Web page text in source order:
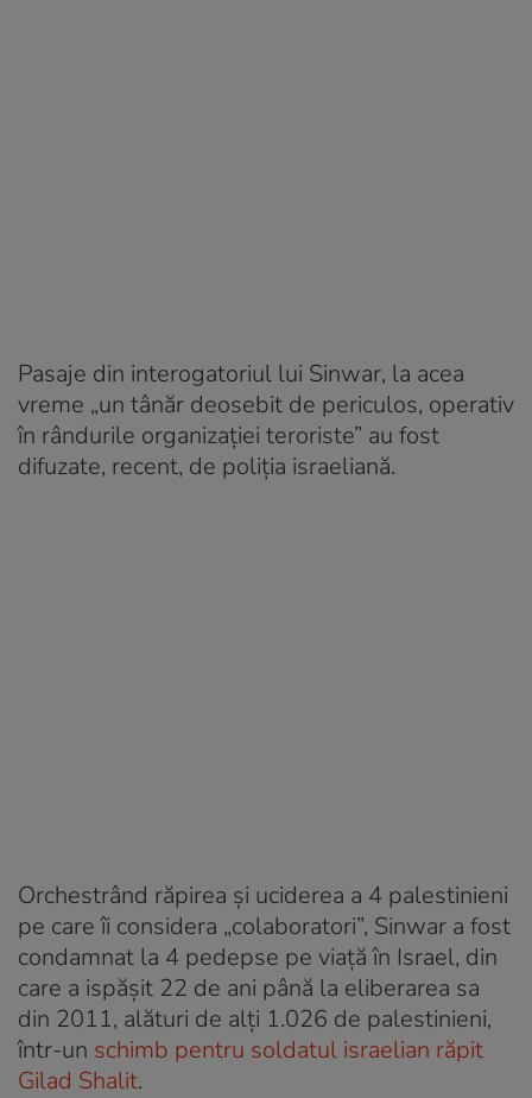
Pasaje din interogatoriul lui Sinwar, la acea
vreme „un tânăr deosebit de periculos, operativ
în rândurile organizației teroriste” au fost
difuzate, recent, de poliția israeliană.
Orchestrând răpirea și uciderea a 4 palestinieni
pe care îi considera „colaboratori”, Sinwar a fost
condamnat la 4 pedepse pe viață în Israel, din
care a ispășit 22 de ani până la eliberarea sa
din 2011, alături de alți 1.026 de palestinieni,
într-un schimb pentru soldatul israelian răpit
Gilad Shalit.